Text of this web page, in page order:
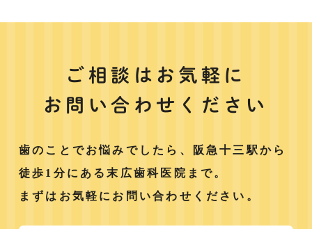
ご相談はお気軽に
お問い合わせください
歯のことでお悩みでしたら、阪急十三駅から
徒歩1分にある末広歯科医院まで。
まずはお気軽にお問い合わせください。